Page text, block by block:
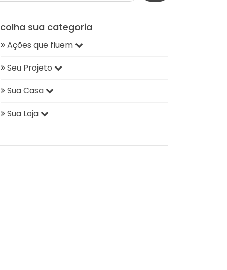
sua categoria
Ações que fluem
Seu Projeto
Sua Casa
Sua Loja